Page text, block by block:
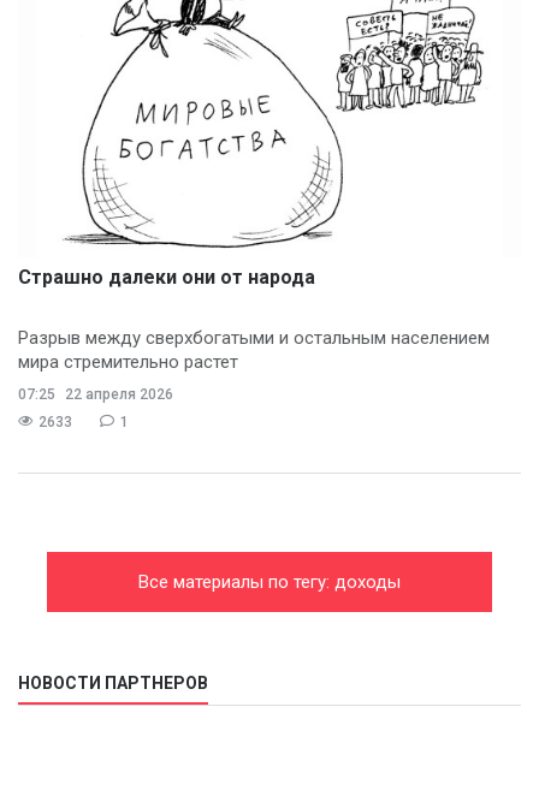
Страшно далеки они от народа
Разрыв между сверхбогатыми и остальным населением
мира стремительно растет
07:25
22 апреля 2026
2633
1
Все материалы по тегу: доходы
НОВОСТИ ПАРТНЕРОВ